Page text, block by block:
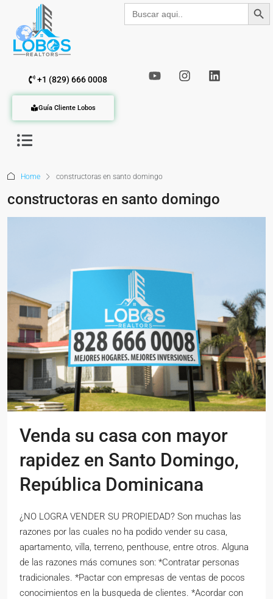
Buscar: Botón de
+1 (829) 666 0008
Guía Cliente Lobos
Home constructoras en santo domingo
constructoras en santo domingo
Venda su casa con mayor
rapidez en Santo Domingo,
República Dominicana
¿NO LOGRA VENDER SU PROPIEDAD? Son muchas las
razones por las cuales no ha podido vender su casa,
apartamento, villa, terreno, penthouse, entre otros. Alguna
de las razones más comunes son: *Contratar personas
tradicionales. *Pactar con empresas de ventas de pocos
conocimientos en la busqueda de clientes. *Acordar con